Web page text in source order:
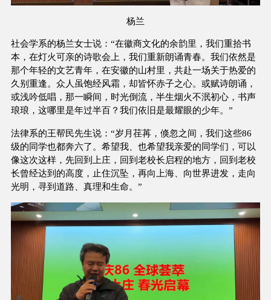
杨兰
社会学系的杨兰女士说：“在徽商文化的余韵里，我们重拾书
本，在灯火可亲的诗歌会上，我们重新朗诵青春。我们依然是
那个年轻的文艺青年，在安徽的山村里，共赴一场关于热爱的
久别重逢。众人虽饱经风霜，却皆怀赤子之心。或赋诗朗诵，
或浅吟低唱，那一瞬间，时光倒流，半生烟火不泯初心，书声
琅琅，这哪里是年过半百？我们依旧是最耀眼的少年。”
法律系的王帮民先生说：“岁月荏苒，倏忽之间，我们这些86
级的同学也都奔六了。希望我、也希望我亲爱的同学们，可以
像这次这样，先回到上庄，回到老校长启程的地方，回到老校
长曾经达到的高度，止住沉坠，再向上海、向世界进发，走向
光明，寻到道路、真理和生命。”